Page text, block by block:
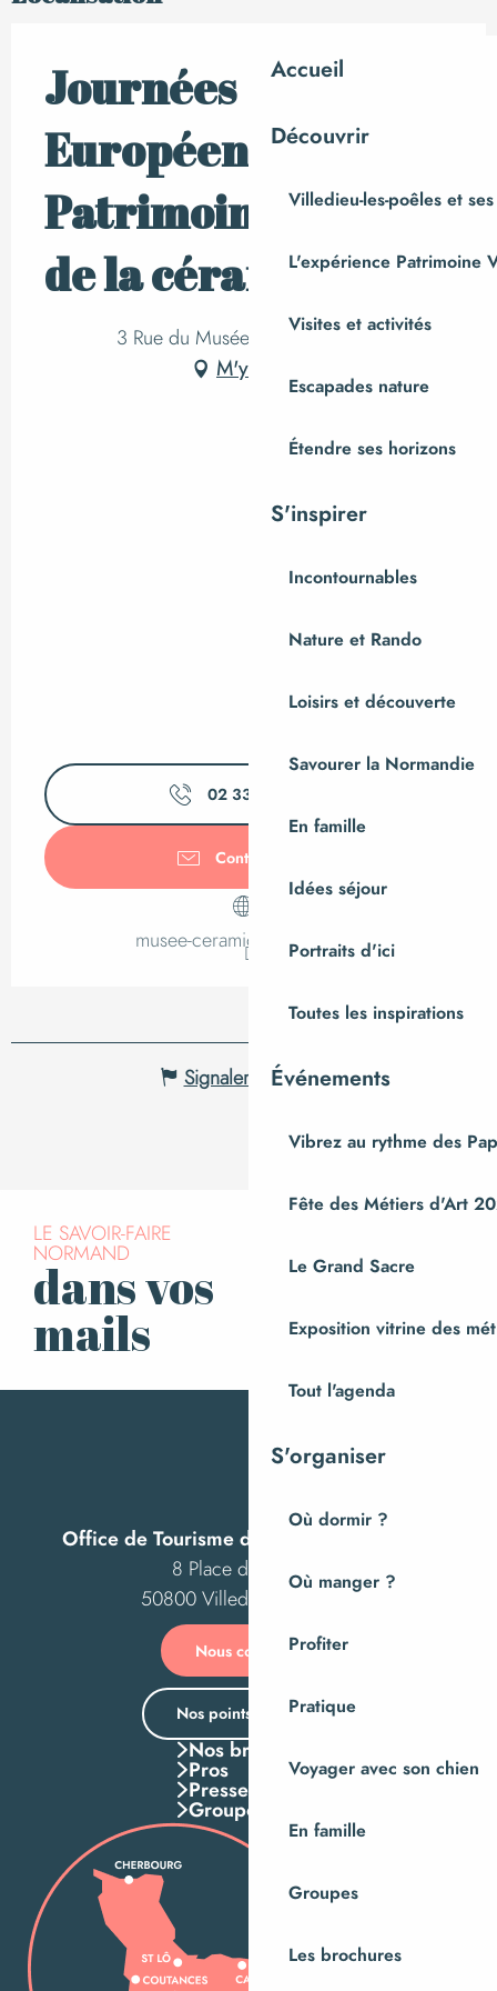
Accueil
Découvrir
Villedieu-les-poêles et
L'expérience Patrimoine
Visites et activités
Escapades nature
Étendre ses horizons
S'inspirer
Incontournables
Nature et Rando
Loisirs et découverte
Savourer la Normandie
En famille
Idées séjour
Portraits d'ici
Toutes les inspirations
Événements
Vibrez au rythme des
Fête des Métiers d'Art
Le Grand Sacre
Exposition vitrine des
Tout l'agenda
S'organiser
Où dormir ?
Où manger ?
Profiter
Pratique
Voyager avec son chien
En famille
Groupes
Les brochures
Journées
Européennes du
Patrimoine > Musée
de la céramique
3 Rue du Musée Le Placître, Ger
M'y rendre
02 33 79 35
Contactez-nous
musee-ceramique.manche.fr
Signaler une erreur
LE SAVOIR-FAIRE
NORMAND
dans vos
mails
Office de Tourisme de Villedieu Intercom
8 Place des Costils
50800 Villedieu-les-Poêles
Nous contacter
Nos points d’accueil
Nos brochures
Pros
Presse
Groupes